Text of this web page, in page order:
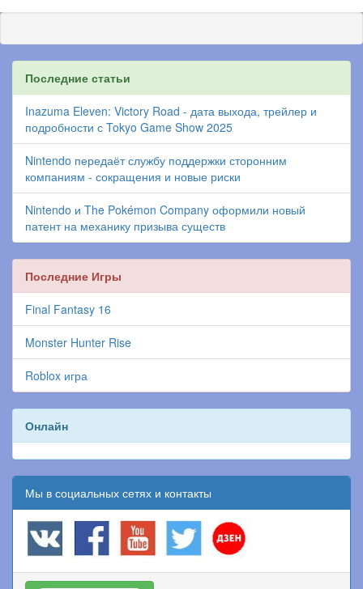
Последние статьи
Inazuma Eleven: Victory Road - дата выхода, трейлер и
подробности с Tokyo Game Show 2025
Nintendo передаёт службу поддержки сторонним
компаниям - сокращения и новые риски
Nintendo и The Pokémon Company оформили новый
патент на механику призыва существ
Последние Игры
Final Fantasy 16
Monster Hunter Rise
Roblox игра
Онлайн
Мы в социальных сетях и контакты